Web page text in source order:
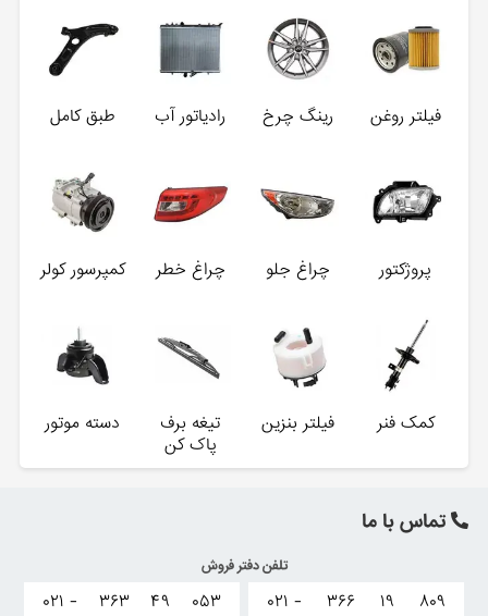
فیلتر روغن رینگ چرخ رادیاتور آب طبق کامل
پروژکتور چراغ جلو چراغ خطر کمپرسور کولر
کمک فنر فیلتر بنزین
تیغه برف
پاک کن
دسته موتور
تماس با ما
تلفن دفتر فروش
۰۲۱ - ۳۶۶ ۱۹
۸۰۹
۰۲۱ - ۳۶۳ ۴۹
۰۵۳